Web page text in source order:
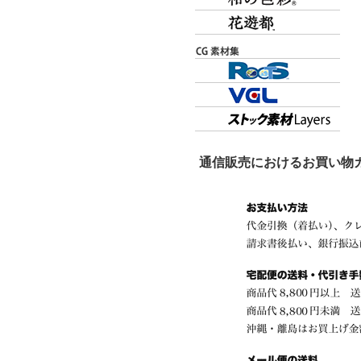
通信販売におけるお買い物